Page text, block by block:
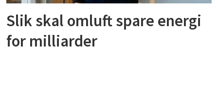
Slik skal omluft spare energi
for milliarder